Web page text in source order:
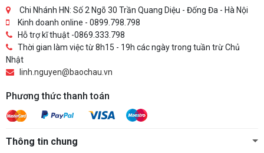
Chi Nhánh HN: Số 2 Ngõ 30 Trần Quang Diệu - Đống Đa - Hà Nội
Kinh doanh online - 0899.798.798
Hỗ trợ kĩ thuật -0869.333.798
Thời gian làm việc từ 8h15 - 19h các ngày trong tuần trừ Chủ
Nhật
linh.nguyen@baochau.vn
Phương thức thanh toán
Thông tin chung